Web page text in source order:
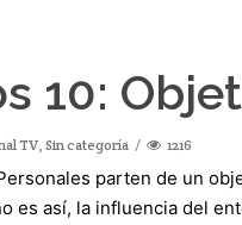
10:
TV, Sin categoría 1216
parten de un
es así, la influencia del